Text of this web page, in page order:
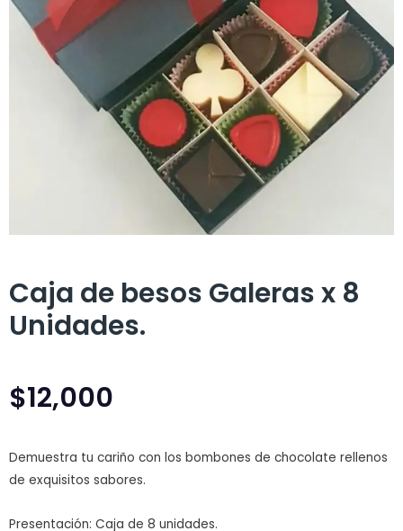
Caja de besos Galeras x 8
Unidades.
$12,000
Demuestra tu cariño con los bombones de chocolate rellenos
de exquisitos sabores.
Presentación: Caja de 8 unidades.